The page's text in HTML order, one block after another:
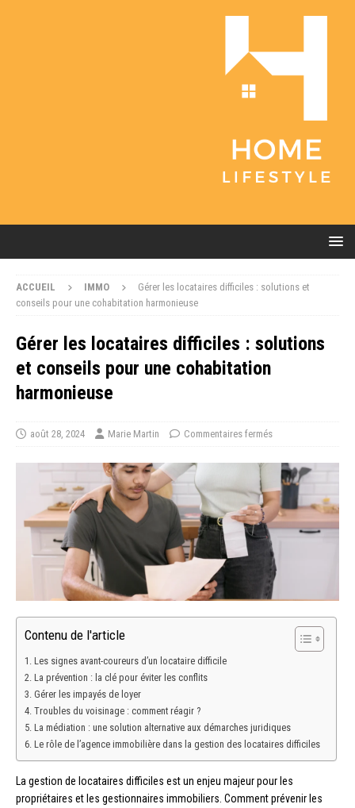
ACCUEIL IMMO
Gérer les locataires difficiles : solutions et
conseils pour une cohabitation harmonieuse
Gérer les locataires difficiles : solutions
et conseils pour une cohabitation
harmonieuse
août 28, 2024 Marie Martin Commentaires fermés
Contenu de l'article
Les signes avant-coureurs d’un locataire difficile
La prévention : la clé pour éviter les conflits
Gérer les impayés de loyer
Troubles du voisinage : comment réagir ?
La médiation : une solution alternative aux démarches juridiques
Le rôle de l’agence immobilière dans la gestion des locataires difficiles
La gestion de locataires difficiles est un enjeu majeur pour les
propriétaires et les gestionnaires immobiliers. Comment prévenir les